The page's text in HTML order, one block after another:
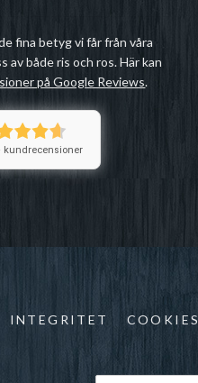
fina betyg vi får från våra
av både ris och ros. Här kan
på Google Reviews.
kundrecensioner
INTEGRITET COOKIES